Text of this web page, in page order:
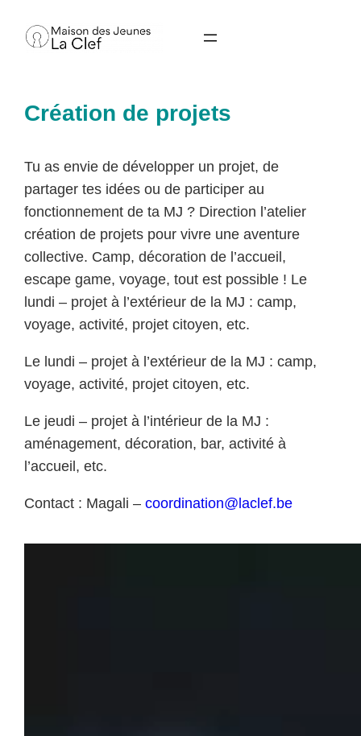
Création de projets
Tu as envie de développer un projet, de
partager tes idées ou de participer au
fonctionnement de ta MJ ? Direction l’atelier
création de projets pour vivre une aventure
collective. Camp, décoration de l’accueil,
escape game, voyage, tout est possible ! Le
lundi – projet à l’extérieur de la MJ : camp,
voyage, activité, projet citoyen, etc.
Le lundi – projet à l’extérieur de la MJ : camp,
voyage, activité, projet citoyen, etc.
Le jeudi – projet à l’intérieur de la MJ :
aménagement, décoration, bar, activité à
l’accueil, etc.
Contact : Magali –coordination@laclef.be